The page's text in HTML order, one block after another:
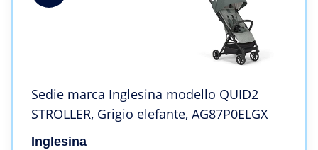
Sedie marca Inglesina modello QUID2
STROLLER, Grigio elefante, AG87P0ELGX
Inglesina